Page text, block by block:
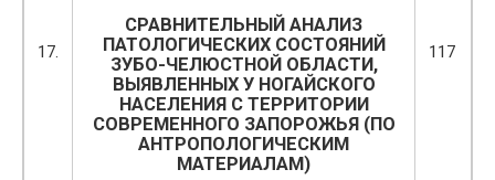
17.
СРАВНИТЕЛЬНЫЙ АНАЛИЗ
ПАТОЛОГИЧЕСКИХ СОСТОЯНИЙ
ЗУБО-ЧЕЛЮСТНОЙ ОБЛАСТИ,
ВЫЯВЛЕННЫХ У НОГАЙСКОГО
НАСЕЛЕНИЯ С ТЕРРИТОРИИ
СОВРЕМЕННОГО ЗАПОРОЖЬЯ (ПО
АНТРОПОЛОГИЧЕСКИМ
МАТЕРИАЛАМ)
117